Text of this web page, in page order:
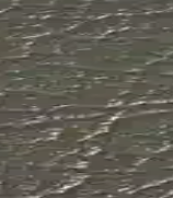
Suni Deri
kullanım
15
seti, dayanıklı